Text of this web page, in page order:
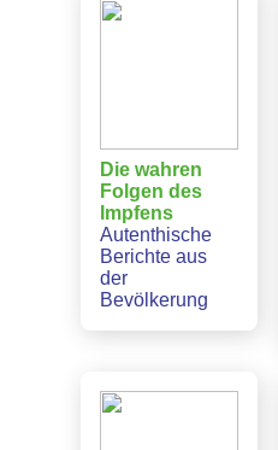
Die wahren
Folgen des
Impfens
Autenthische
Berichte aus
der
Bevölkerung